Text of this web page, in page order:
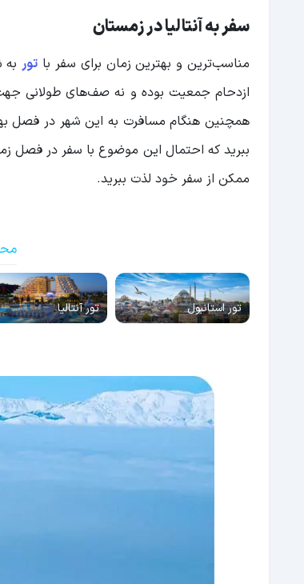
سفر به آنتالیا در زمستان
مناسب‌ترین و بهترین زمان برای سفر با توربه
ازدحام جمعیت بوده و نه صف‌های طولانی
همچنین هنگام مسافرت به این شهر در فصل
ببرید که احتمال این موضوع با سفر در فصل
ممکن از سفر خود لذت ببرید.
تور استانبول تور آنتالیا